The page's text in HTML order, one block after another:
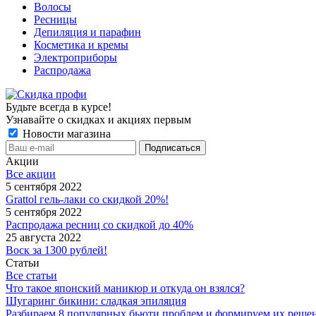
Волосы
Ресницы
Депиляция и парафин
Косметика и кремы
Электроприборы
Распродажа
Будьте всегда в курсе!
Узнавайте о скидках и акциях первым
Новости магазина
Акции
Все акции
5 сентября 2022
Grattol гель-лаки со скидкой 20%!
5 сентября 2022
Распродажа ресниц со скидкой до 40%
25 августа 2022
Воск за 1300 рублей!
Статьи
Все статьи
Что такое японский маникюр и откуда он взялся?
Шугаринг бикини: сладкая эпиляция
Разбираем 8 популярных бьюти проблем и формируем их